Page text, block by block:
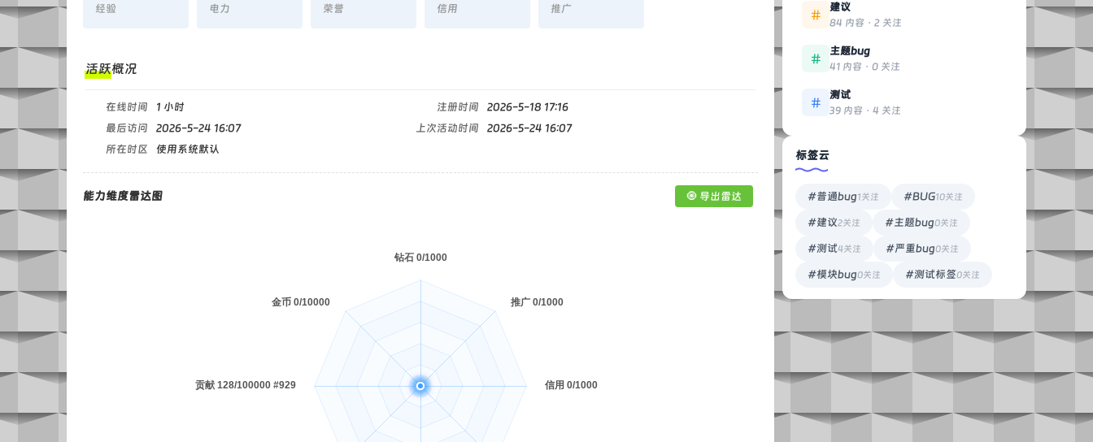
经验 电力 荣誉 信用 推广
活跃概况
在线时间 1 小时 注册时间
2026-5-18 17:16
最后访问
2026-5-24 16:07 上次活动时间
2026-5-24 16:07
所在时区
使用系统默认
能力维度雷达图 🧿 导出雷达
建议
84 内容 · 2 关注
主题bug
41 内容 · 0 关注
测试
39 内容 · 4 关注
标签云
#普通bug1关注 #BUG10关注
#建议2关注 #主题bug0关注
#测试4关注 #严重bug0关注
#模块bug0关注 #测试标签0关注